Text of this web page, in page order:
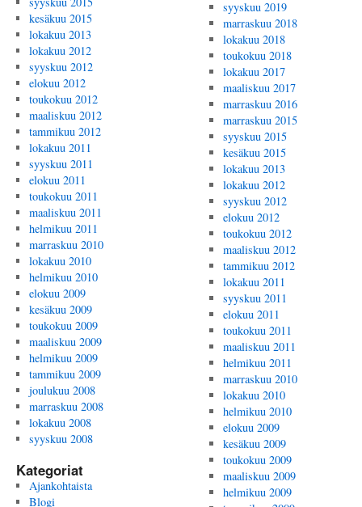
kesäkuu 2015
lokakuu 2013
lokakuu 2012
syyskuu 2012
elokuu 2012
toukokuu 2012
maaliskuu 2012
tammikuu 2012
lokakuu 2011
syyskuu 2011
elokuu 2011
toukokuu 2011
maaliskuu 2011
helmikuu 2011
marraskuu 2010
lokakuu 2010
helmikuu 2010
elokuu 2009
kesäkuu 2009
toukokuu 2009
maaliskuu 2009
helmikuu 2009
tammikuu 2009
joulukuu 2008
marraskuu 2008
lokakuu 2008
syyskuu 2008
Kategoriat
Ajankohtaista
Blogi
syyskuu 2019
marraskuu 2018
lokakuu 2018
toukokuu 2018
lokakuu 2017
maaliskuu 2017
marraskuu 2016
marraskuu 2015
syyskuu 2015
kesäkuu 2015
lokakuu 2013
lokakuu 2012
syyskuu 2012
elokuu 2012
toukokuu 2012
maaliskuu 2012
tammikuu 2012
lokakuu 2011
syyskuu 2011
elokuu 2011
toukokuu 2011
maaliskuu 2011
helmikuu 2011
marraskuu 2010
lokakuu 2010
helmikuu 2010
elokuu 2009
kesäkuu 2009
toukokuu 2009
maaliskuu 2009
helmikuu 2009